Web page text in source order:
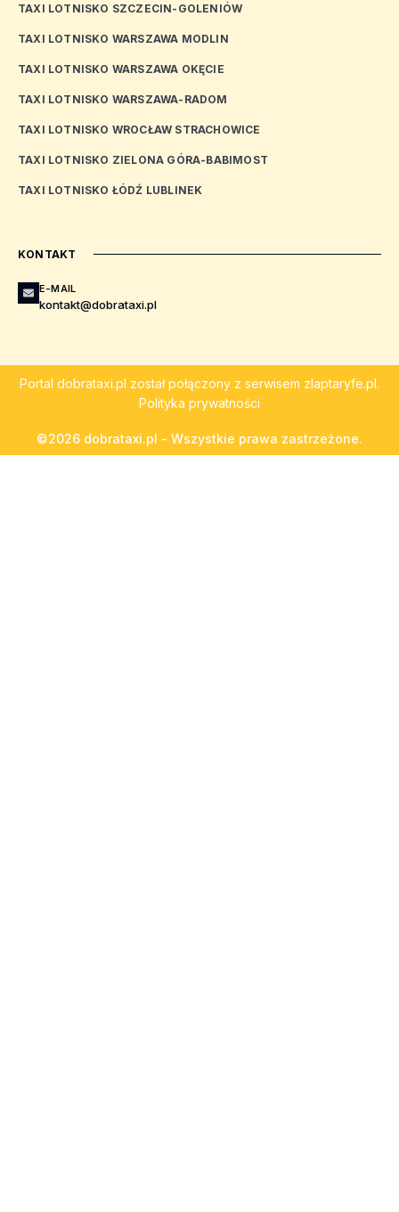
TAXI LOTNISKO SZCZECIN-GOLENIÓW
TAXI LOTNISKO WARSZAWA MODLIN
TAXI LOTNISKO WARSZAWA OKĘCIE
TAXI LOTNISKO WARSZAWA-RADOM
TAXI LOTNISKO WROCŁAW STRACHOWICE
TAXI LOTNISKO ZIELONA GÓRA-BABIMOST
TAXI LOTNISKO ŁÓDŹ LUBLINEK
KONTAKT
E-MAIL
kontakt@dobrataxi.pl
Portal dobrataxi.pl został połączony z serwisem zlaptaryfe.pl.
Polityka prywatności
©2026 dobrataxi.pl - Wszystkie prawa zastrzeżone.